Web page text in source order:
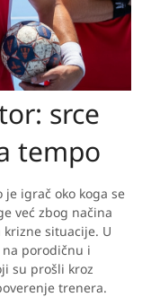
srce
tempo
igrač oko koga se
već zbog načina
situacije. U
porodičnu i
su prošli kroz
trenera.